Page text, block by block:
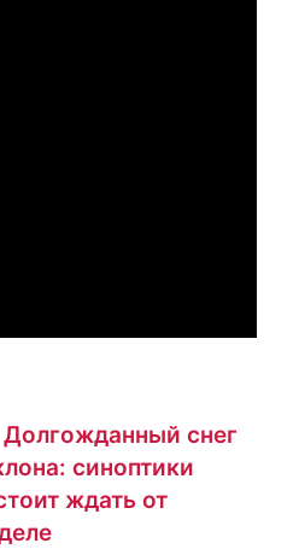
Долгожданный снег
синоптики
ждать от